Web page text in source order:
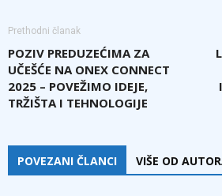
Prethodni članak
POZIV PREDUZEĆIMA ZA
UČEŠĆE NA ONEX CONNECT
2025 – POVEŽIMO IDEJE,
TRŽIŠTA I TEHNOLOGIJE
POVEZANI ČLANCI VIŠE OD